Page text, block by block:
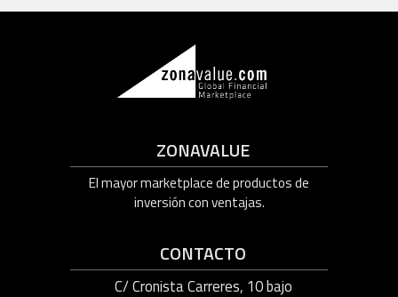
ZONAVALUE
El mayor marketplace de productos de
inversión con ventajas.
CONTACTO
C/ Cronista Carreres, 10 bajo